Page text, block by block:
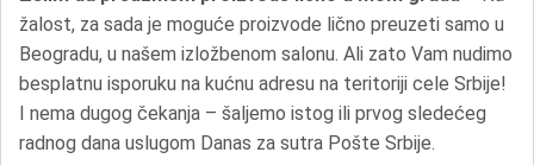
žalost, za sada je moguće proizvode lično preuzeti samo u
Beogradu, u našem izložbenom salonu. Ali zato Vam nudimo
besplatnu isporuku na kućnu adresu na teritoriji cele Srbije!
I nema dugog čekanja – šaljemo istog ili prvog sledećeg
radnog dana uslugom Danas za sutra Pošte Srbije.